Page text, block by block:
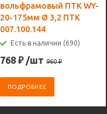
вольфрамовый ПТК WY-
20-175мм Ø 3,2 ПТК
007.100.144
Есть в наличии (690)
768 ₽ /шт 960₽
ПОДРОБНЕЕ